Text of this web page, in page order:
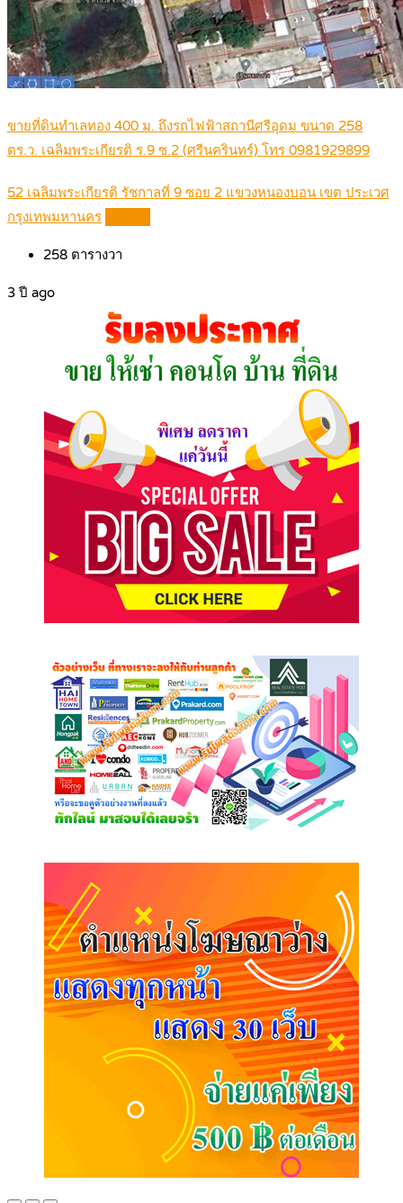
ขายที่ดินทำเลทอง 400 ม. ถึงรถไฟฟ้าสถานีศรีอุดม ขนาด 258
ตร.ว. เฉลิมพระเกียรติ ร.9 ซ.2 (ศรีนครินทร์) โทร 0981929899
52 เฉลิมพระเกียรติ รัชกาลที่ 9 ซอย 2 แขวงหนองบอน เขต ประเวศ
กรุงเทพมหานคร
258 ตารางวา
3 ปี ago